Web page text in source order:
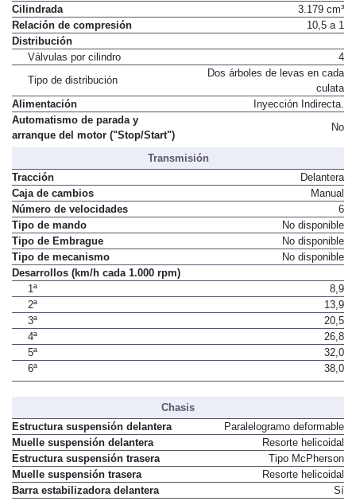
Cilindrada
3.179 cm³
Relación de compresión
10,5 a 1
Distribución
Válvulas por cilindro
4
Tipo de distribución
Dos árboles de levas en cada
culata
Alimentación
Inyección Indirecta.
Automatismo de parada y
arranque del motor ("Stop/Start")
No
Transmisión
Tracción
Delantera
Caja de cambios
Manual
Número de velocidades
6
Tipo de mando
No disponible
Tipo de Embrague
No disponible
Tipo de mecanismo
No disponible
Desarrollos (km/h cada 1.000 rpm)
1ª
8,9
2ª
13,9
3ª
20,5
4ª
26,8
5ª
32,0
6ª
38,0
Chasis
Estructura suspensión delantera
Paralelogramo deformable
Muelle suspensión delantera
Resorte helicoidal
Estructura suspensión trasera
Tipo McPherson
Muelle suspensión trasera
Resorte helicoidal
Barra estabilizadora delantera
Sí